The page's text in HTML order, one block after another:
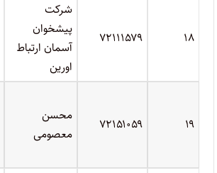
۱۸ ۷۲۱۱۱۵۷۹
شرکت
پیشخوان
آسمان ارتباط
اورین
۱۹ ۷۲۱۵۱۰۵۹
محسن
معصومی